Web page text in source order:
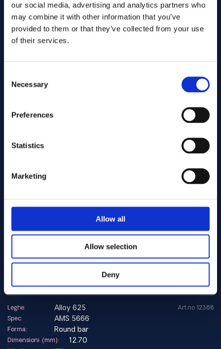
our social media, advertising and analytics partners who
may combine it with other information that you’ve
provided to them or that they’ve collected from your use
of their services.
Selection
Necessary
Preferences
Statistics
Marketing
Allow all
Allow selection
Deny
Spec: AMS 5599
Forma: Sheet/plate
Dimensioni. (mm): 6.00
Warehouse:
Forma:
Spec:
Dimensioni. (mm): 0.30
Due date: 2026-08-31
Leghe: alloy 625
Spec: AMS 5666
Forma: Round bar
Dimensioni. (mm): 12.70
Art.no 12368